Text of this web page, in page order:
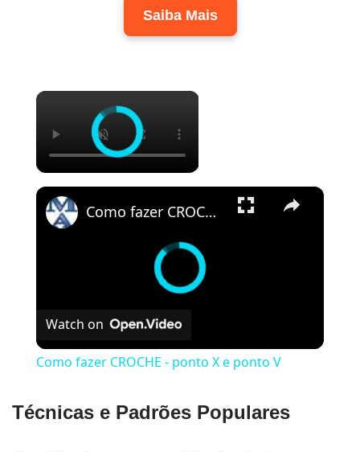
Saiba Mais
×
×
Como fazer CROCHE - ponto X e ponto V
Watch on
Como fazer CROCHE - ponto X e ponto V
Técnicas e Padrões Populares